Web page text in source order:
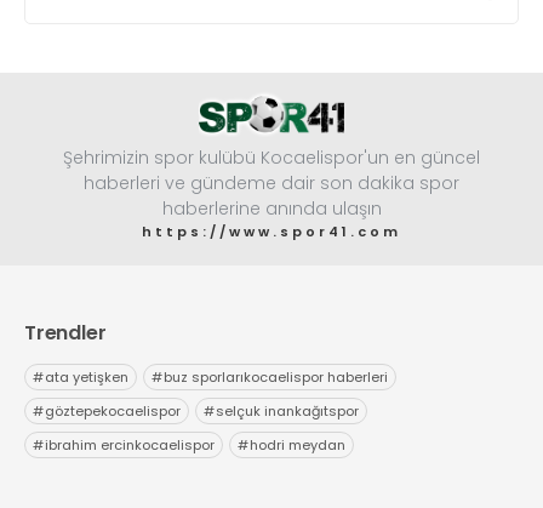
Şehrimizin spor kulübü Kocaelispor'un en güncel
haberleri ve gündeme dair son dakika spor
haberlerine anında ulaşın
https://www.spor41.com
Trendler
#ata yetişken #buz sporlarıkocaelispor haberleri
#göztepekocaelispor #selçuk inankağıtspor
#ibrahim ercinkocaelispor #hodri meydan